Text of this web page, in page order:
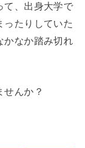
て、出身大学で
ったりしていた
かなか踏み切れ
せんか？